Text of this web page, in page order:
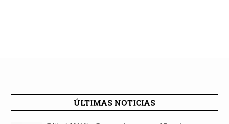
ÚLTIMAS NOTICIAS